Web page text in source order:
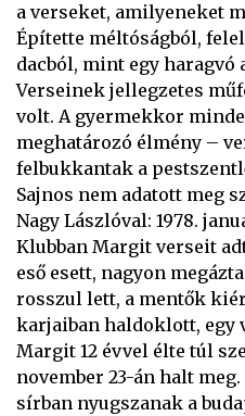
a verseket, amilyeneket
Építette méltóságból,
dacból, mint egy haragvó
Verseinek jellegzetes
volt. A gyermekkor
meghatározó élmény –
felbukkantak a
Sajnos nem adatott meg
Nagy Lászlóval: 1978.
Klubban Margit verseit
eső esett, nagyon
rosszul lett, a mentők
karjaiban haldoklott, egy
Margit 12 évvel élte túl
november 23-án halt
sírban nyugszanak a